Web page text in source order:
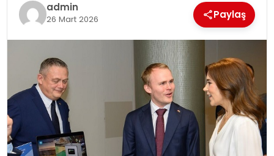
admin
26 Mart 2026 Paylaş